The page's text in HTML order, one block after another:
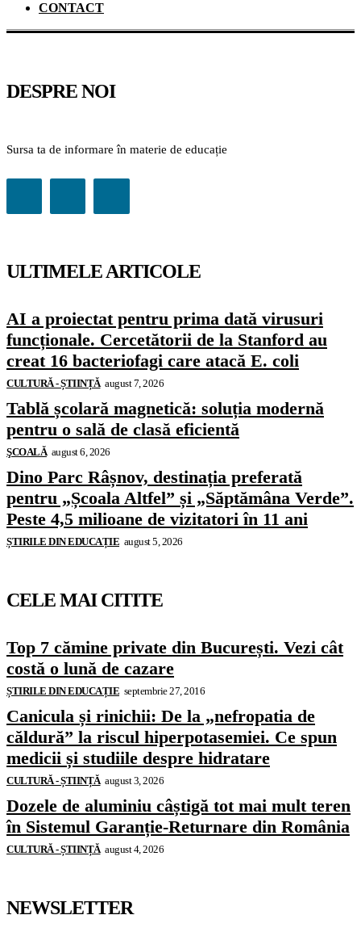
CONTACT
DESPRE NOI
Sursa ta de informare în materie de educație
ULTIMELE ARTICOLE
AI a proiectat pentru prima dată virusuri
funcționale. Cercetătorii de la Stanford au
creat 16 bacteriofagi care atacă E. coli
CULTURĂ - ȘTIINȚĂ august 7, 2026
Tablă școlară magnetică: soluția modernă
pentru o sală de clasă eficientă
ŞCOALĂ august 6, 2026
Dino Parc Râșnov, destinația preferată
pentru „Școala Altfel” și „Săptămâna Verde”.
Peste 4,5 milioane de vizitatori în 11 ani
ȘTIRILE DIN EDUCAȚIE august 5, 2026
CELE MAI CITITE
Top 7 cămine private din București. Vezi cât
costă o lună de cazare
ȘTIRILE DIN EDUCAȚIE septembrie 27, 2016
Canicula și rinichii: De la „nefropatia de
căldură” la riscul hiperpotasemiei. Ce spun
medicii și studiile despre hidratare
CULTURĂ - ȘTIINȚĂ august 3, 2026
Dozele de aluminiu câștigă tot mai mult teren
în Sistemul Garanție-Returnare din România
CULTURĂ - ȘTIINȚĂ august 4, 2026
NEWSLETTER